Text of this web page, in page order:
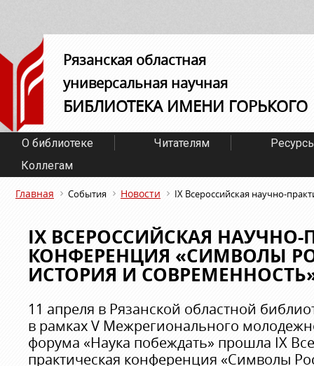
Рязанская областная
универсальная научная
БИБЛИОТЕКА ИМЕНИ ГОРЬКОГО
О библиотеке Читателям
Коллегам
Главная События Новости IX Всероссийская научно-
IX ВСЕРОССИЙСКАЯ НАУЧНО-
КОНФЕРЕНЦИЯ «СИМВОЛЫ
ИСТОРИЯ И
11 апреля в Рязанской областной
в рамках V Межрегионального
форума «Наука побеждать» прошла IX
практическая конференция «Символы